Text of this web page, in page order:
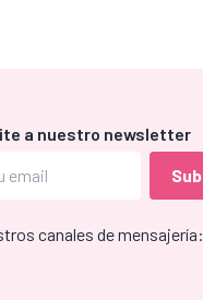
a nuestro newsletter
canales de mensajería: